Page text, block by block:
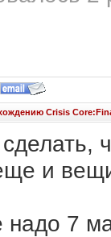
Crisis
и
надо 7